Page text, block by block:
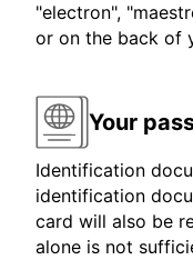
"electron",
or on the back of
Your
Identification
identification
card will also be
alone is not